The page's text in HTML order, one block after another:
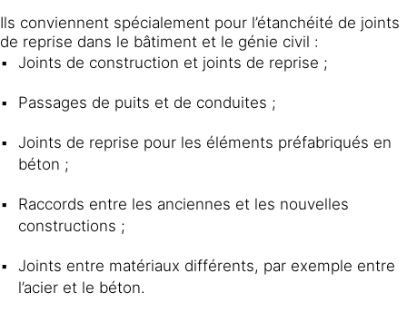
Ils conviennent spécialement pour l’étanchéité de joints
de reprise dans le bâtiment et le génie civil :
Joints de construction et joints de reprise ;
Passages de puits et de conduites ;
Joints de reprise pour les éléments préfabriqués en
béton ;
Raccords entre les anciennes et les nouvelles
constructions ;
Joints entre matériaux différents, par exemple entre
l’acier et le béton.